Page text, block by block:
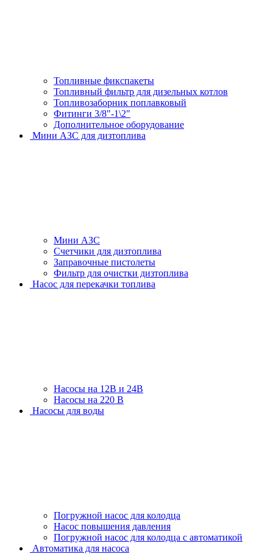
Топливные фикспакеты
Топливный фильтр для дизельных котлов
Топливозаборник поплавковый
Фитинги 3/8"-1\2"
Дополнительное оборудование
Мини АЗС для дизтоплива
Мини АЗС
Счетчики для дизтоплива
Заправочные пистолеты
Фильтр для очистки дизтоплива
Насос для перекачки топлива
Насосы на 12В и 24В
Насосы на 220 В
Насосы для воды
Погружной насос для колодца
Насос повышения давления
Погружной насос для колодца с автоматикой
Автоматика для насоса